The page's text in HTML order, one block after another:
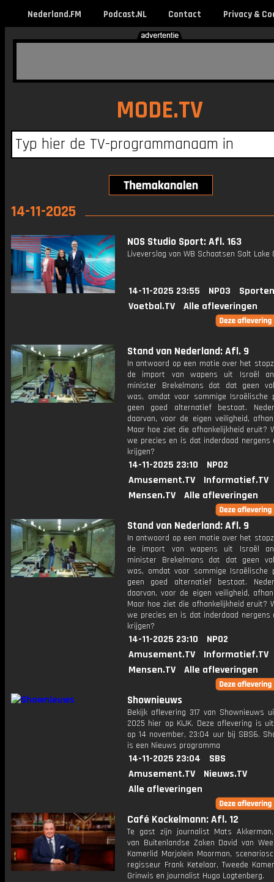
Nederland.FM Podcast.NL Contact Privacy &
MODE.TV
14-11-2025
NOS Studio Sport: Afl. 163
Liveverslag van WB Schaatsen Salt Lake
14-11-2025 23:55 NPO3
Voetbal.TV
Alle afleveringen
Stand van Nederland: Afl. 9
In antwoord op een motie over het
de import van wapens uit Israël
minister Brekelmans dat dat geen
was, omdat voor sommige Israëlische
geen goed alternatief bestaat.
daarvan, voor de eigen veiligheid,
Maar hoe ziet die afhankelijkheid eruit?
we precies en is dat inderdaad nergens
krijgen?
14-11-2025 23:10
NPO2
Amusement.TV
Informatief.TV
Mensen.TV
Alle afleveringen
Stand van Nederland: Afl. 9
In antwoord op een motie over het
de import van wapens uit Israël
minister Brekelmans dat dat geen
was, omdat voor sommige Israëlische
geen goed alternatief bestaat.
daarvan, voor de eigen veiligheid,
Maar hoe ziet die afhankelijkheid eruit?
we precies en is dat inderdaad nergens
krijgen?
14-11-2025 23:10
NPO2
Amusement.TV
Informatief.TV
Mensen.TV
Alle afleveringen
Shownieuws
Bekijk aflevering 317 van Shownieuws
2025 hier op KIJK. Deze aflevering is
op 14 november, 23:04 uur bij SBS6.
is een Nieuws programma
14-11-2025 23:04
SBS
Amusement.TV
Nieuws.TV
Alle afleveringen
Café Kockelmann: Afl. 12
Te gast zijn journalist Mats
van Buitenlandse Zaken David van
Kamerlid Marjolein Moorman,
regisseur Frank Ketelaar, Tweede
Grinwis en journalist Hugo Logtenberg.